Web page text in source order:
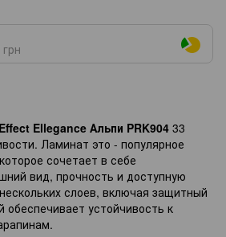
Ellegance Альпи PRK904 33
Ламинат это - популярное
сочетает в себе
вид, прочность и доступную
слоев, включая защитный
обеспечивает устойчивость к